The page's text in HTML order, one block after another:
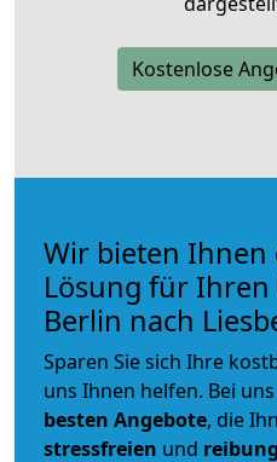
Kostenlose
Wir bieten Ihnen
Lösung für Ihren
Berlin nach
Sparen Sie sich Ihre
uns Ihnen helfen. Bei
besten Angebote, die
stressfreien und